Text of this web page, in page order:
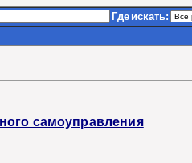
Где искать:
самоуправления